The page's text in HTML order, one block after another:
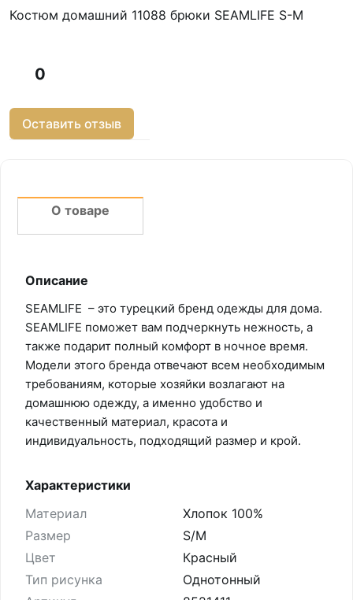
Костюм домашний 11088 брюки SEAMLIFE S-M
0
Оставить отзыв
О товаре
Описание
SEAMLIFE – это турецкий бренд одежды для дома.
SEAMLIFE поможет вам подчеркнуть нежность, а
также подарит полный комфорт в ночное время.
Модели этого бренда отвечают всем необходимым
требованиям, которые хозяйки возлагают на
домашнюю одежду, а именно удобство и
качественный материал, красота и
индивидуальность, подходящий размер и крой.
Характеристики
Материал
Хлопок 100%
Размер
S/M
Цвет
Красный
Тип рисунка
Однотонный